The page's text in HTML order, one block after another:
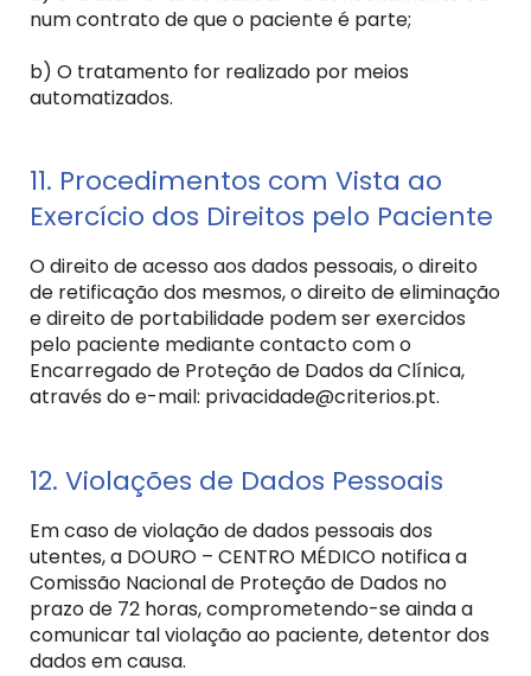
num contrato de que o paciente é parte;
b) O tratamento for realizado por meios
automatizados.
11. Procedimentos com Vista ao
Exercício dos Direitos pelo Paciente
O direito de acesso aos dados pessoais, o direito
de retificação dos mesmos, o direito de eliminação
e direito de portabilidade podem ser exercidos
pelo paciente mediante contacto com o
Encarregado de Proteção de Dados da Clínica,
através do e-mail: privacidade@criterios.pt.
12. Violações de Dados Pessoais
Em caso de violação de dados pessoais dos
utentes, a DOURO – CENTRO MÉDICO notifica a
Comissão Nacional de Proteção de Dados no
prazo de 72 horas, comprometendo-se ainda a
comunicar tal violação ao paciente, detentor dos
dados em causa.